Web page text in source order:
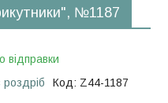
№1187
відправки
роздріб
Код: Z44-1187